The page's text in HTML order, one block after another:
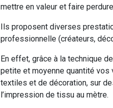
mettre en valeur et faire
Ils proposent diverses
professionnelle (créateurs,
En effet, grâce à la technique
petite et moyenne quantité
textiles et de décoration, sur
l’impression de tissu au mètre.